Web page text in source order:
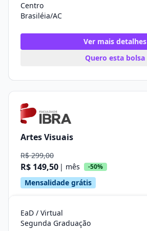
Centro
Brasiléia/AC
Ver mais detalhes
Quero esta bolsa
Artes Visuais
R$ 299,00
R$ 149,50 | mês -50%
Mensalidade grátis
EaD / Virtual
Segunda Graduação